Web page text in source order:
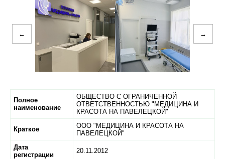
← →
Полное
наименование
ОБЩЕСТВО С ОГРАНИЧЕННОЙ
ОТВЕТСТВЕННОСТЬЮ "МЕДИЦИНА И
КРАСОТА НА ПАВЕЛЕЦКОЙ"
Краткое
ООО "МЕДИЦИНА И КРАСОТА НА
ПАВЕЛЕЦКОЙ"
Дата
регистрации
20.11.2012